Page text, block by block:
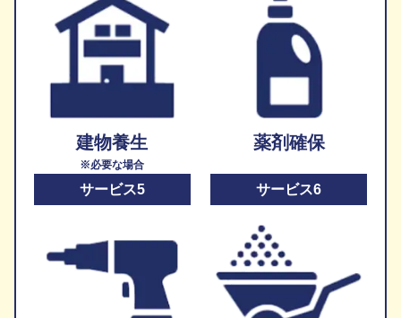
建物養生
※必要な場合
薬剤確保
サービス5 サービス6